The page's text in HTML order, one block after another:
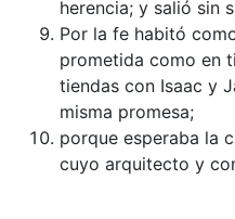
herencia; y salió sin
Por la fe habitó
prometida como en
tiendas con Isaac y
misma promesa;
porque esperaba la
cuyo arquitecto y